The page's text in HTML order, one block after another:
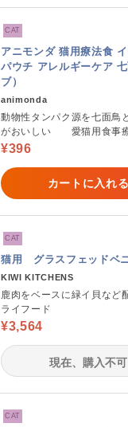
CAT
アニモンダ 猫用療法食
パウチ アレルギーケア
ブ）
animonda
動物性タンパク源を七面鳥
がおいしい 愛猫用食事
¥396
カートに入れる
CAT
猫用 グラスフェッドベ
KIWI KITCHENS
鹿肉をベースに緑イ貝など
ライフード
¥3,564
現在、購入不可
CAT